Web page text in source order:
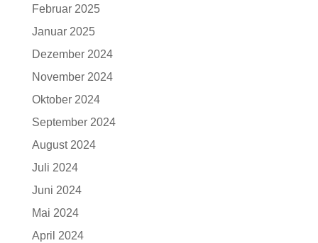
Februar 2025
Januar 2025
Dezember 2024
November 2024
Oktober 2024
September 2024
August 2024
Juli 2024
Juni 2024
Mai 2024
April 2024